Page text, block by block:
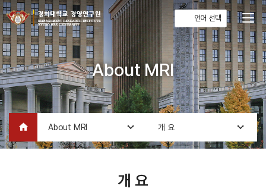
언어 선택
About MRI
home About MRI 개 요
개 요